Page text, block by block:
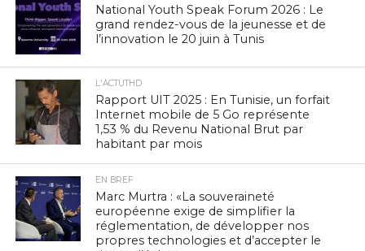
National Youth Speak Forum 2026 : Le
grand rendez-vous de la jeunesse et de
l’innovation le 20 juin à Tunis
L'ACTUTHD
Rapport UIT 2025 : En Tunisie, un forfait
Internet mobile de 5 Go représente
1,53 % du Revenu National Brut par
habitant par mois
EN BREF
Marc Murtra : «La souveraineté
européenne exige de simplifier la
réglementation, de développer nos
propres technologies et d’accepter le